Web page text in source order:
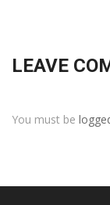
LEAVE
You must be